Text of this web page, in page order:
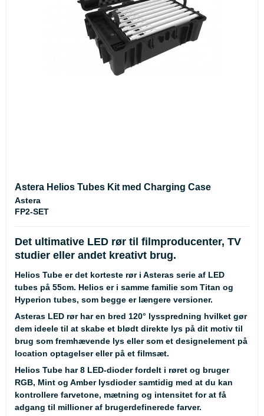
Astera Helios Tubes Kit med Charging Case
Astera
FP2-SET
Det ultimative LED rør til filmproducenter, TV
studier eller andet kreativt brug.
Helios Tube er det korteste rør i Asteras serie af LED
tubes på 55cm. Helios er i samme familie som Titan og
Hyperion tubes, som begge er længere versioner.
Asteras LED rør har en bred 120° lysspredning hvilket gør
dem ideele til at skabe et blødt direkte lys på dit motiv til
brug som fremhævende lys eller som et designelement på
location optagelser eller på et filmsæt.
Helios Tube har 8 LED-dioder fordelt i røret og bruger
RGB, Mint og Amber lysdioder samtidig med at du kan
kontrollere farvetone, mætning og intensitet for at få
adgang til millioner af brugerdefinerede farver.